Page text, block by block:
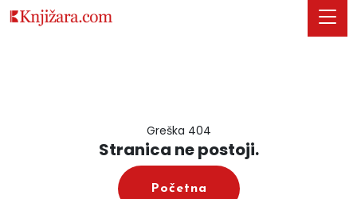
Greška 404
Stranica ne postoji.
Početna